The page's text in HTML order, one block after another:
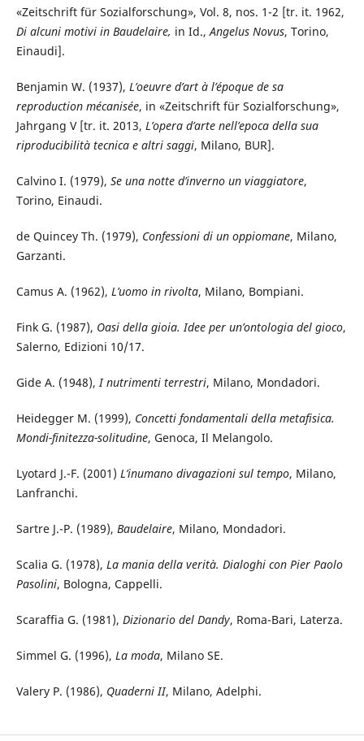
«Zeitschrift für Sozialforschung», Vol. 8, nos. 1-2 [tr. it. 1962,
Di alcuni motivi in Baudelaire, in Id.,Angelus Novus, Torino,
Einaudi].
Benjamin W. (1937), L’oeuvre d’art à l’époque de sa
reproduction mécanisée, in «Zeitschrift für Sozialforschung»,
Jahrgang V [tr. it. 2013, L’opera d’arte nell’epoca della sua
riproducibilità tecnica e altri saggi, Milano, BUR].
Calvino I. (1979), Se una notte d’inverno un viaggiatore,
Torino, Einaudi.
de Quincey Th. (1979), Confessioni di un oppiomane, Milano,
Garzanti.
Camus A. (1962), L’uomo in rivolta, Milano, Bompiani.
Fink G. (1987), Oasi della gioia. Idee per un’ontologia del gioco,
Salerno, Edizioni 10/17.
Gide A. (1948),I nutrimenti terrestri, Milano, Mondadori.
Heidegger M. (1999), Concetti fondamentali della metafisica.
Mondi-finitezza-solitudine, Genoca, Il Melangolo.
Lyotard J.-F. (2001) L’inumano divagazioni sul tempo, Milano,
Lanfranchi.
Sartre J.-P. (1989), Baudelaire, Milano, Mondadori.
Scalia G. (1978), La mania della verità. Dialoghi con Pier Paolo
Pasolini, Bologna, Cappelli.
Scaraffia G. (1981), Dizionario del Dandy, Roma-Bari, Laterza.
Simmel G. (1996), La moda, Milano SE.
Valery P. (1986), Quaderni II, Milano, Adelphi.